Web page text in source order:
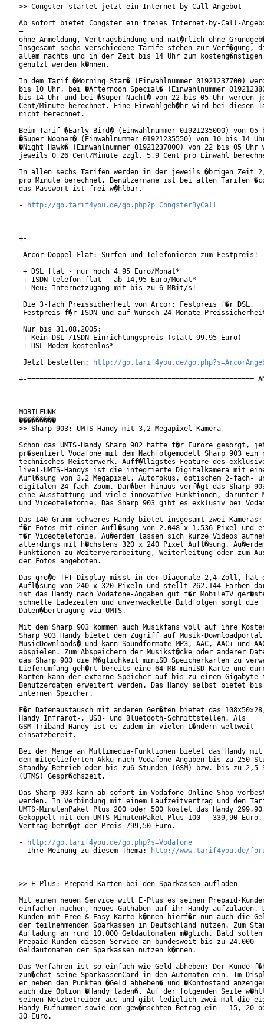
>> Congster startet jetzt ein Internet-by-Call-Angebot
Ab sofort bietet Congster ein freies Internet-by-Call-
–
ohne Anmeldung, Vertragsbindung und nat�rlich ohne
Insgesamt sechs verschiedene Tarife stehen zur Verf�gung,
allem nachts und in der Zeit bis 14 Uhr zum kosteng�nstigen
genutzt werden k�nnen.
In dem Tarif �Morning Star� (Einwahlnummer 01921237700)
bis 10 Uhr, bei �Afternoon Special� (Einwahlnummer
bis 14 Uhr und bei �Super Nacht� von 22 bis 05 Uhr werden
Cent/Minute berechnet. Eine Einwahlgeb�hr wird bei diesen
nicht berechnet.
Beim Tarif �Early Bird� (Einwahlnummer 01921235000) von
�Super Nooner� (Einwahlnummer 01921235550) von 10 bis 14
�Night Hawk� (Einwahlnummer 01921237000) von 22 bis 05 Uhr
jeweils 0,26 Cent/Minute zzgl. 5,9 Cent pro Einwahl
In allen sechs Tarifen werden in der jeweils �brigen Zeit
pro Minute berechnet. Benutzername ist bei allen Tarifen
das Passwort ist frei w�hlbar.
-
http://go.tarif4you.de/go.php?p=CongsterByCall
+-
Arcor Doppel-Flat: Surfen und Telefonieren zum Festpreis!
+ DSL flat - nur noch 4,95 Euro/Monat*
+ ISDN telefon flat - ab 14,95 Euro/Monat*
+ Neu: Internetzugang mit bis zu 6 MBit/s!
Die 3-fach Preissicherheit von Arcor: Festpreis f�r DSL,
Festpreis f�r ISDN und auf Wunsch 24 Monate
Nur bis 31.08.2005:
+ Kein DSL-/ISDN-Einrichtungspreis (statt 99,95 Euro)
+ DSL-Modem kostenlos*
Jetzt bestellen:
http://go.tarif4you.de/
+-=======================================================
MOBILFUNK
���������
>> Sharp 903: UMTS-Handy mit 3,2-Megapixel-Kamera
Schon das UMTS-Handy Sharp 902 hatte f�r Furore gesorgt,
pr�sentiert Vodafone mit dem Nachfolgemodell Sharp 903 ein
technisches Meisterwerk. Auff�lligstes Feature des
live!-UMTS-Handys ist die integrierte Digitalkamera mit
Aufl�sung von 3,2 Megapixel, Autofokus, optischem 2-fach-
digitalem 24-fach-Zoom. Dar�ber hinaus verf�gt das Sharp
eine Ausstattung und viele innovative Funktionen, darunter
und Videotelefonie. Das Sharp 903 gibt es exklusiv bei
Das 140 Gramm schweres Handy bietet insgesamt zwei
f�r Fotos mit einer Aufl�sung von 2.048 x 1.536 Pixel und
f�r Videotelefonie. Au�erdem lassen sich kurze Videos
allerdings mit h�chstens 320 x 240 Pixel Aufl�sung.
Funktionen zu Weiterverarbeitung, Weiterleitung oder zum
der Fotos angeboten.
Das gro�e TFT-Display misst in der Diagonale 2,4 Zoll, hat
Aufl�sung von 240 x 320 Pixeln und stellt 262.144 Farben
ist das Handy nach Vodafone-Angaben gut f�r MobileTV
schnelle Ladezeiten und unverwackelte Bildfolgen sorgt die
Daten�bertragung via UMTS.
Mit dem Sharp 903 kommen auch Musikfans voll auf ihre
Sharp 903 Handy bietet den Zugriff auf Musik-Downloadportal
MusicDownloads� und kann Soundformate MP3, AAC, AAC+ und
abspielen. Zum Abspeichern der Musikst�cke oder anderer
das Sharp 903 die M�glichkeit miniSD Speicherkarten zu
Lieferumfang geh�rt bereits eine 64 MB miniSD-Karte und
Karten kann der externe Speicher auf bis zu einem Gigabyte
Benutzerdaten erweitert werden. Das Handy selbst bietet bis
internen Speicher.
F�r Datenaustausch mit anderen Ger�ten bietet das
Handy Infrarot-, USB- und Bluetooth-Schnittstellen. Als
GSM-Triband-Handy ist es zudem in vielen L�ndern weltweit
einsatzbereit.
Bei der Menge an Multimedia-Funktionen bietet das Handy mit
dem mitgelieferten Akku nach Vodafone-Angaben bis zu 250
Standby-Betrieb oder bis zu6 Stunden (GSM) bzw. bis zu 2,5
(UTMS) Gespr�chszeit.
Das Sharp 903 kann ab sofort im Vodafone Online-Shop
werden. In Verbindung mit einem Laufzeitvertrag und den
UMTS-MinutenPaket Plus 200 oder 500 kostet das Handy
Gekoppelt mit dem UMTS-MinutenPaket Plus 100 - 339,90 Euro.
Vertrag betr�gt der Preis 799,50 Euro.
-
http://go.tarif4you.de/go.php?s=Vodafone
- Ihre Meinung zu diesem Thema:
http://www.tarif4you.de/
>> E-Plus: Prepaid-Karten bei den Sparkassen aufladen
Mit einem neuen Service will E-Plus es seinen Prepaid-
einfacher machen, neues Guthaben auf ihr Handy aufzuladen.
Kunden mit Free & Easy Karte k�nnen hierf�r nun auch die
der teilnehmenden Sparkassen in Deutschland nutzen. Zum
Aufladung an rund 10.000 Geldautomaten m�glich. Bald
Prepaid-Kunden diesen Service an bundesweit bis zu 24.000
Geldautomaten der Sparkassen nutzen k�nnen.
Das Verfahren ist so einfach wie Geld abheben: Der Kunde
zun�chst seine SparkassenCard in den Automaten ein. Im
er neben den Punkten �Geld abheben� und �Kontostand
auch die Option �Handy laden�. Auf der folgenden Seite
seinen Netzbetreiber aus und gibt lediglich zwei mal die
Handy-Rufnummer sowie den gew�nschten Betrag ein - 15, 20
30 Euro.